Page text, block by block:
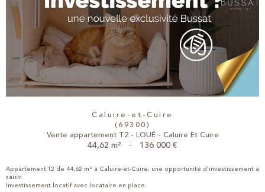
Caluire-et-Cuire
(69300)
Vente appartement T2 - LOUÉ - Caluire Et Cuire
44,62 m² - 136 000 €
Appartement T2 de 44,62 m² à Caluire-et-Cuire, une opportunité d'investissement à
saisir.
Investissement locatif avec locataire en place.